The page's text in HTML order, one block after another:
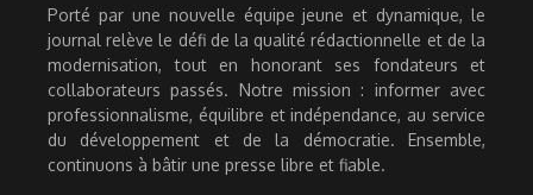
Porté par une nouvelle équipe jeune et dynamique, le
journal relève le défi de la qualité rédactionnelle et de la
modernisation, tout en honorant ses fondateurs et
collaborateurs passés. Notre mission : informer avec
professionnalisme, équilibre et indépendance, au service
du développement et de la démocratie. Ensemble,
continuons à bâtir une presse libre et fiable.